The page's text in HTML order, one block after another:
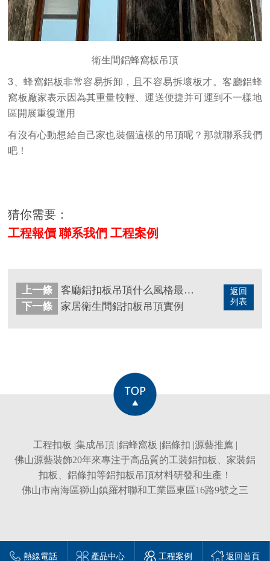
衛生間鋁蜂窩板吊頂
3、蜂窩鋁板非常容易拆卸，且不容易拆壞板才。客廳鋁蜂
窩板廠家表示因為其重量較輕、運送便捷并可運到不一樣地
區開展重復運用
有沒有心動想給自己家也裝個這樣的吊頂呢？那就聯系我們
吧！
猜你需要：
工程報價 聯系我們 工程案例
返回
列表
上一條
客廳鋁扣板吊頂什么風格最好看，你知道嗎？
下一條
家居衛生間鋁扣板吊頂實例
工程扣板 |集成吊頂|鋁蜂窩板 |鋁條扣 |源藝推薦|
佛山源藝裝飾20年來專注于高品質的工裝鋁扣板
家裝鋁
扣板
鋁條扣等鋁扣板吊頂材料研發和生產！
佛山市南海區獅山鎮羅村聯和工業區東區16路9號之三
熱線電話 產品中心 工程案例 返回首頁